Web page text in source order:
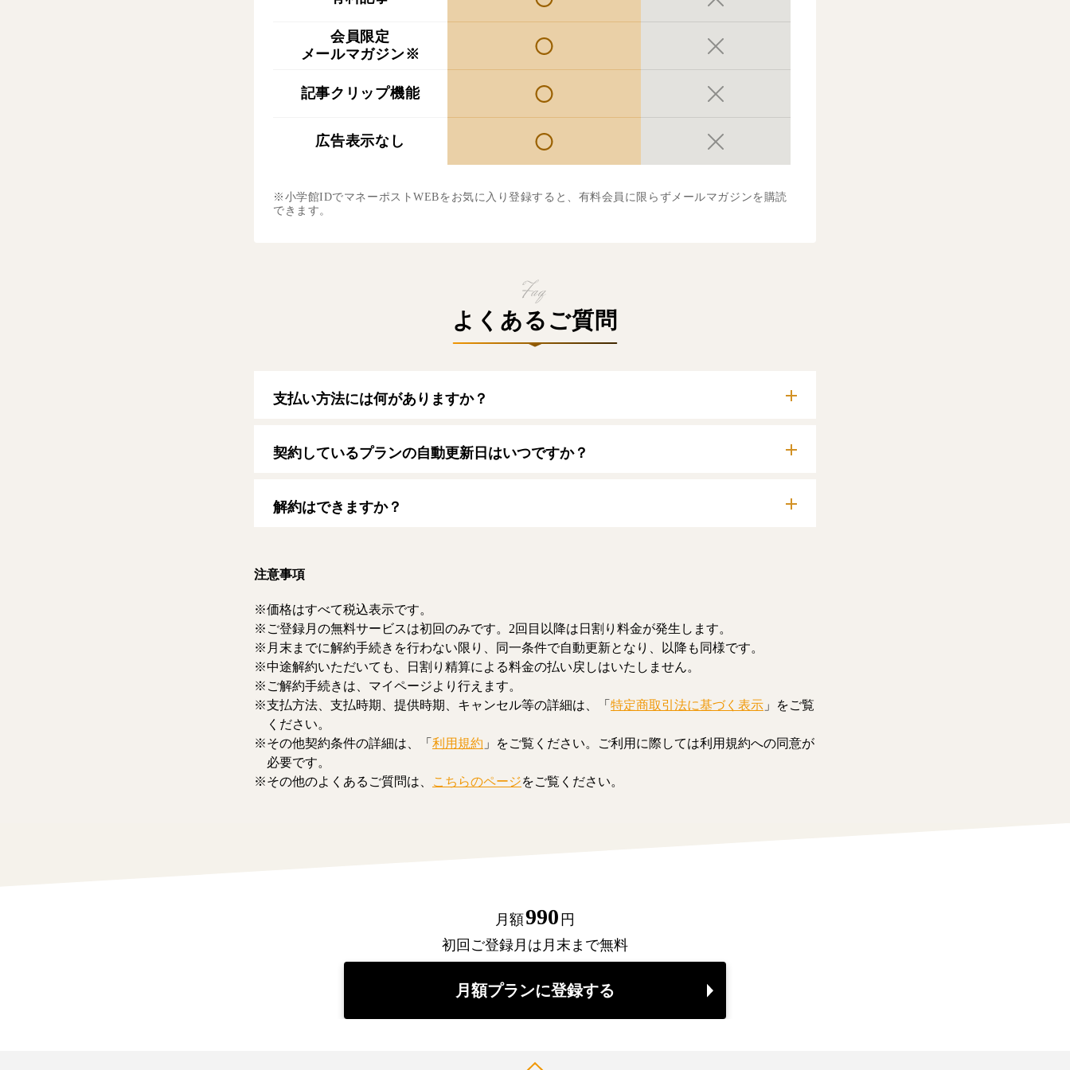
会員限定
メールマガジン※
記事クリップ機能
広告表示なし
※小学館IDでマネーポストWEBをお気に入り登録すると、有料会員に限らずメールマガジンを購読
できます。
よくあるご質問
支払い方法には何がありますか？
【クレジットカード】
VISA/MasterCard/JCB/American Express/Diners Club
契約しているプランの自動更新日はいつですか？
す。
解約はできますか？
注意事項
価格はすべて税込表示です。
ご登録月の無料サービスは初回のみです。2回目以降は日割り料金が発生します。
月末までに解約手続きを行わない限り、同一条件で自動更新となり、以降も同様です。
中途解約いただいても、日割り精算による料金の払い戻しはいたしません。
ご解約手続きは、マイページより行えます。
支払方法、支払時期、提供時期、キャンセル等の詳細は、「 特定商取引法に基づく表示 」をご覧
ください。
その他契約条件の詳細は、「 利用規約 」をご覧ください。ご利用に際しては利用規約への同意が
必要です。
その他のよくあるご質問は、
こちらのページをご覧ください。
月額990 円
初回ご登録月は月末まで無料
月額プランに登録する